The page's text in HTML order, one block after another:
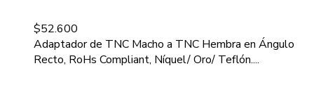
$52.600
Adaptador de TNC Macho a TNC Hembra en Ángulo
Recto, RoHs Compliant, Níquel/ Oro/ Teflón....